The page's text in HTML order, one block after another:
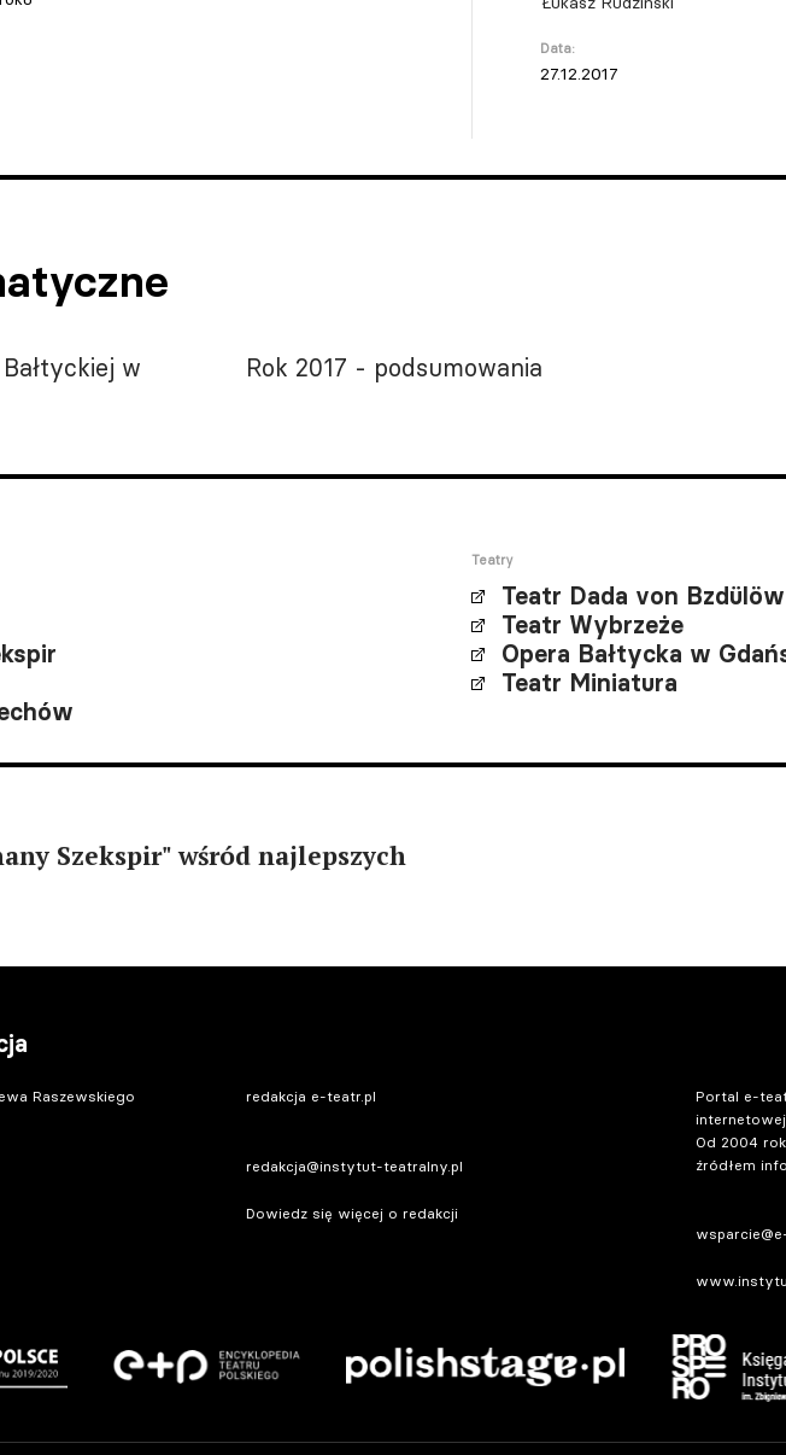
Data:
27.12.2017
w
Rok 2017 - podsumowania
Teatry
Teatr Dada von Bzdülöw
Teatr Wybrzeże
Opera Bałtycka w
Teatr Miniatura
Szekspir" wśród najlepszych
Raszewskiego
redakcja e-teatr.pl
redakcja@instytut-teatralny.pl
Dowiedz się więcej o redakcji
Portal e-
Od 2004
źródłem